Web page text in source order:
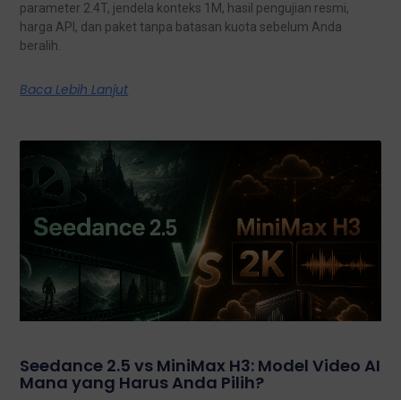
parameter 2.4T, jendela konteks 1M, hasil pengujian resmi,
harga API, dan paket tanpa batasan kuota sebelum Anda
beralih.
Baca Lebih Lanjut
Seedance 2.5 vs MiniMax H3: Model Video AI
Mana yang Harus Anda Pilih?